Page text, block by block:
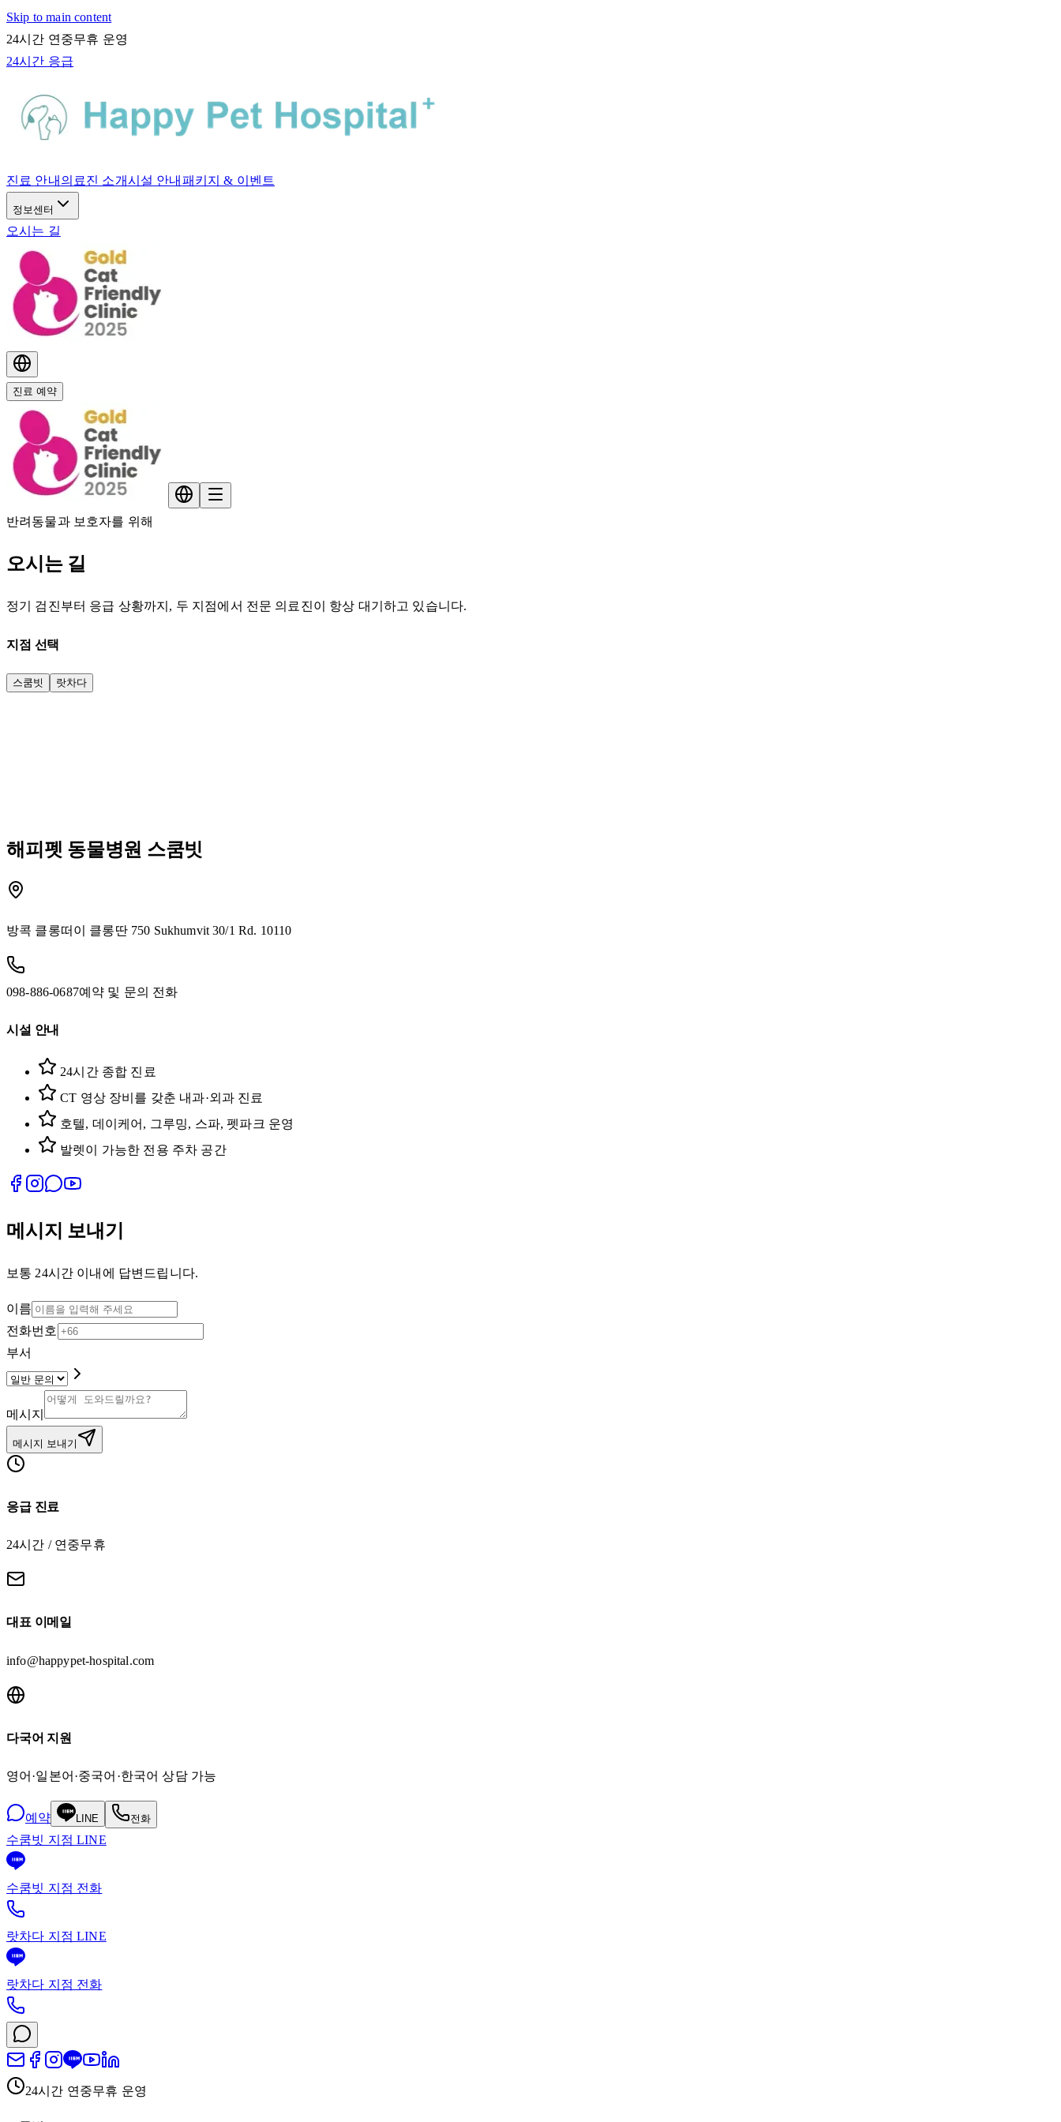
Skip to main content
24시간 연중무휴 운영
24시간 응급
진료 안내 의료진 소개시설 안내 패키지 & 이벤트
정보센터
오시는 길
진료 예약
반려동물과 보호자를 위해
오시는 길
정기 검진부터 응급 상황까지, 두 지점에서 전문 의료진이 항상 대기하고 있습니다.
지점 선택
스쿰빗 랏차다
해피펫 동물병원 스쿰빗
방콕 클롱떠이 클롱딴 750 Sukhumvit 30/1 Rd. 10110
098-886-0687예약 및 문의 전화
시설 안내
24시간 종합 진료
CT 영상 장비를 갖춘 내과·외과 진료
호텔, 데이케어, 그루밍, 스파, 펫파크 운영
발렛이 가능한 전용 주차 공간
메시지 보내기
보통 24시간 이내에 답변드립니다.
이름
전화번호
부서
메시지
메시지 보내기
응급 진료
24시간 / 연중무휴
대표 이메일
info@happypet-hospital.com
다국어 지원
영어·일본어·중국어·한국어 상담 가능
예약 LINE 전화
수쿰빗 지점 LINE
수쿰빗 지점 전화
랏차다 지점 LINE
랏차다 지점 전화
24시간 연중무휴 운영